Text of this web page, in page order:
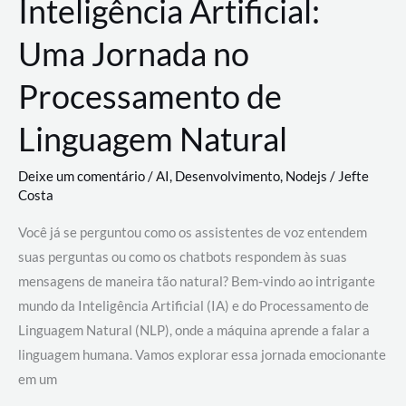
Inteligência Artificial:
Uma Jornada no
Processamento de
Linguagem Natural
Deixe um comentário/AI, Desenvolvimento, Nodejs / Jefte
Costa
Você já se perguntou como os assistentes de voz entendem
suas perguntas ou como os chatbots respondem às suas
mensagens de maneira tão natural? Bem-vindo ao intrigante
mundo da Inteligência Artificial (IA) e do Processamento de
Linguagem Natural (NLP), onde a máquina aprende a falar a
linguagem humana. Vamos explorar essa jornada emocionante
em um